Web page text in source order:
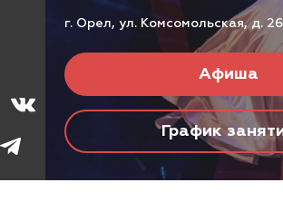
г. Орел, ул. Комсомольская, д.
Афиша
График